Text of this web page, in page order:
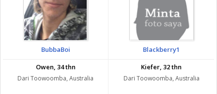
BubbaBoi
Owen, 34 thn
Dari Toowoomba, Australia
Blackberry1
Kiefer, 32 thn
Dari Toowoomba, Australia